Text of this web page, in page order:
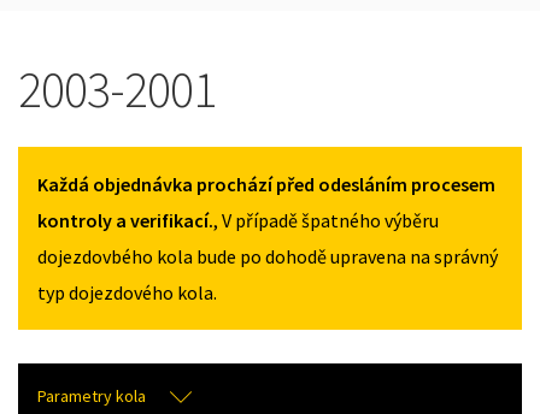
2003-2001
Každá objednávka prochází před odesláním procesem
kontroly a verifikací., V případě špatného výběru
dojezdovbého kola bude po dohodě upravena na správný
typ dojezdového kola.
Parametry kola